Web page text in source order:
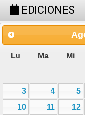
EDICIONES
Lu Ma Mi
3
4 5
10
11 12